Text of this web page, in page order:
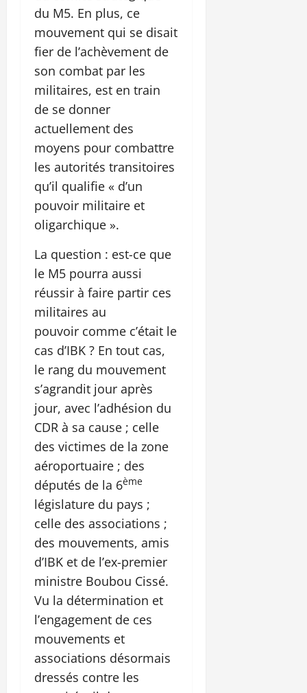
du M5. En plus, ce
mouvement qui se disait
fier de l’achèvement de
son combat par les
militaires, est en train
de se donner
actuellement des
moyens pour combattre
les autorités transitoires
qu’il qualifie « d’un
pouvoir militaire et
oligarchique ».
La question : est-ce que
le M5 pourra aussi
réussir à faire partir ces
militaires au
pouvoir comme c’était le
cas d’IBK ? En tout cas,
le rang du mouvement
s’agrandit jour après
jour, avec l’adhésion du
CDR à sa cause ; celle
des victimes de la zone
aéroportuaire ; des
députés de la 6ème
législature du pays ;
celle des associations ;
des mouvements, amis
d’IBK et de l’ex-premier
ministre Boubou Cissé.
Vu la détermination et
l’engagement de ces
mouvements et
associations désormais
dressés contre les